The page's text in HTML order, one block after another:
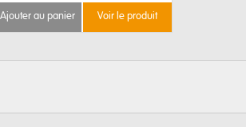
ajouter au panier voir le produit